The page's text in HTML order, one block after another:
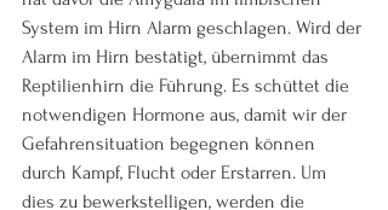
System im Hirn Alarm geschlagen. Wird der
Alarm im Hirn bestätigt, übernimmt das
Reptilienhirn die Führung. Es schüttet die
notwendigen Hormone aus, damit wir der
Gefahrensituation begegnen können
durch Kampf, Flucht oder Erstarren. Um
dies zu bewerkstelligen, werden die